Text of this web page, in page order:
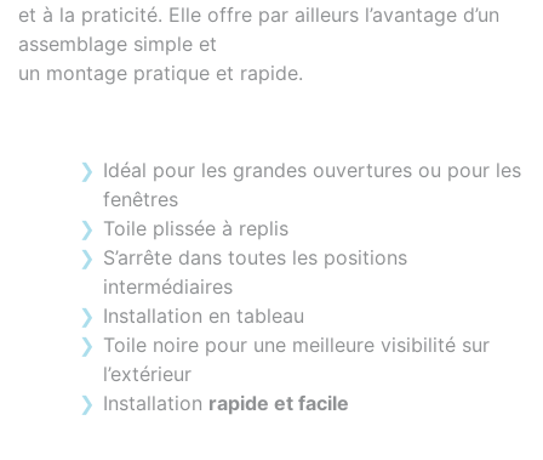
et à la praticité. Elle offre par ailleurs l’avantage d’un
assemblage simple et
un montage pratique et rapide.
Idéal pour les grandes ouvertures ou pour les
fenêtres
Toile plissée à replis
S’arrête dans toutes les positions
intermédiaires
Installation en tableau
Toile noire pour une meilleure visibilité sur
l’extérieur
Installation rapide et facile